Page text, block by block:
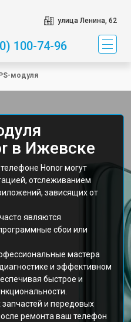
улица Ленина, 62
100-74-96
модуля
в Ижевске
Honor могут
отслеживанием
зависящих от
являются
сбои или
мастера
и эффективном
быстрое и
и передовых
ремонта ваш телефон